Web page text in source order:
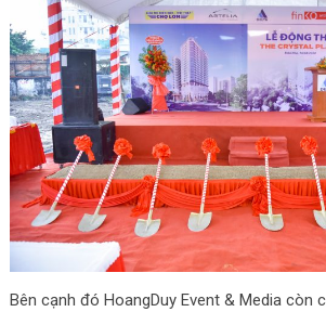
Bên cạnh đó HoangDuy Event & Media còn